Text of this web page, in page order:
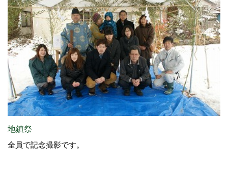
地鎮祭
全員で記念撮影です。